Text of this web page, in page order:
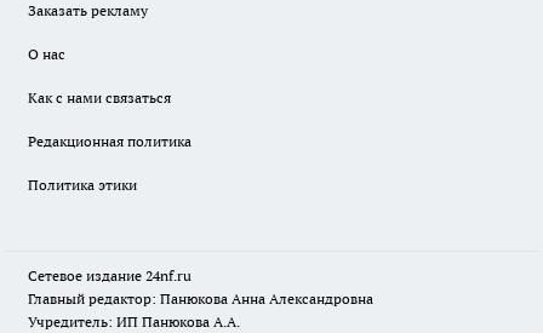
Заказать рекламу
О нас
Как с нами связаться
Редакционная политика
Политика этики
Сетевое издание 24nf.ru
Главный редактор: Панюкова Анна Александровна
Учредитель: ИП Панюкова А.А.